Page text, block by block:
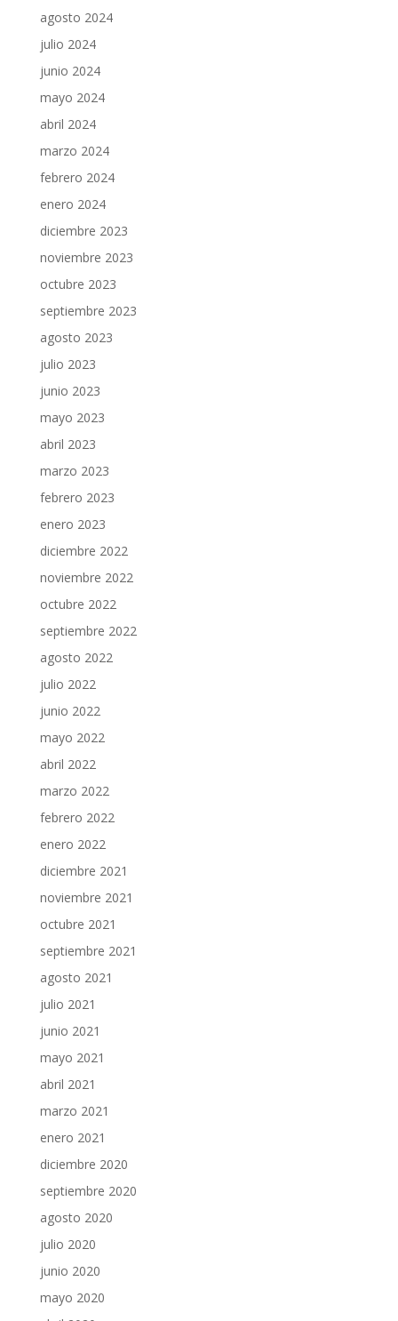
agosto 2024
julio 2024
junio 2024
mayo 2024
abril 2024
marzo 2024
febrero 2024
enero 2024
diciembre 2023
noviembre 2023
octubre 2023
septiembre 2023
agosto 2023
julio 2023
junio 2023
mayo 2023
abril 2023
marzo 2023
febrero 2023
enero 2023
diciembre 2022
noviembre 2022
octubre 2022
septiembre 2022
agosto 2022
julio 2022
junio 2022
mayo 2022
abril 2022
marzo 2022
febrero 2022
enero 2022
diciembre 2021
noviembre 2021
octubre 2021
septiembre 2021
agosto 2021
julio 2021
junio 2021
mayo 2021
abril 2021
marzo 2021
enero 2021
diciembre 2020
septiembre 2020
agosto 2020
julio 2020
junio 2020
mayo 2020